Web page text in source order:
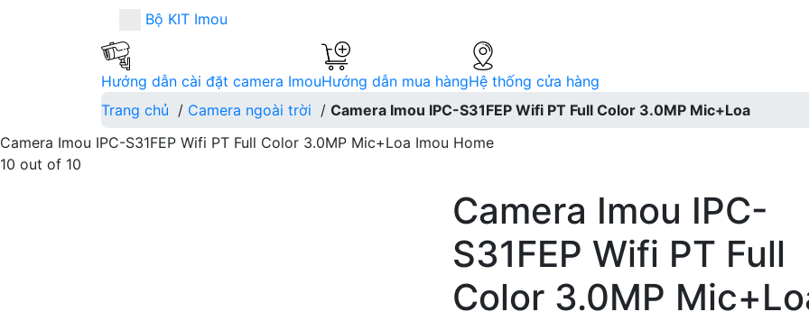
Bộ KIT Imou
Hướng dẫn cài đặt camera ImouHướng dẫn mua hàngHệ thống cửa hàng
Trang chủ / Camera ngoài trời / Camera Imou IPC-S31FEP Wifi PT Full Color 3.0MP Mic+Loa
Camera Imou IPC-S31FEP Wifi PT Full Color 3.0MP Mic+Loa Imou Home
10 out of 10
Camera Imou IPC-
S31FEP Wifi PT Full
Color 3.0MP